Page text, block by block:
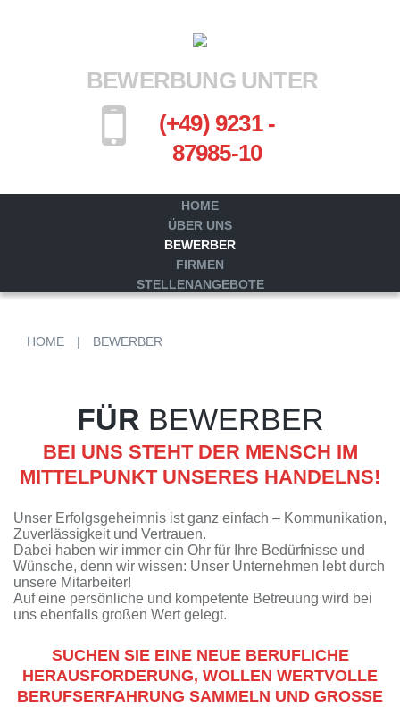
BEWERBUNG UNTER
(+49) 9231 -
87985-10
HOME
ÜBER UNS
BEWERBER
FIRMEN
STELLENANGEBOTE
HOME | BEWERBER
FÜR BEWERBER
BEI UNS STEHT DER MENSCH IM
MITTELPUNKT UNSERES HANDELNS!
Unser Erfolgsgeheimnis ist ganz einfach – Kommunikation,
Zuverlässigkeit und Vertrauen.
Dabei haben wir immer ein Ohr für Ihre Bedürfnisse und
Wünsche, denn wir wissen: Unser Unternehmen lebt durch
unsere Mitarbeiter!
Auf eine persönliche und kompetente Betreuung wird bei
uns ebenfalls großen Wert gelegt.
SUCHEN SIE EINE NEUE BERUFLICHE
HERAUSFORDERUNG, WOLLEN WERTVOLLE
BERUFSERFAHRUNG SAMMELN UND GROSSE N